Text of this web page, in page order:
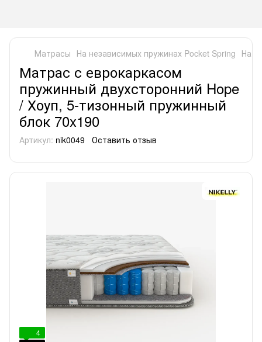
Матрасы На независимых пружинах Pocket Spring На
Матрас с еврокаркасом
пружинный двухсторонний Hope
/ Хоуп, 5-тизонный пружинный
блок 70x190
Артикул: nik0049 Оставить отзыв
4